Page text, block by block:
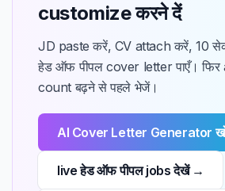
customize करने दें
JD paste करें, CV attach करें, 10
हेड ऑफ पीपल cover letter पाएँ।
count बढ़ने से पहले भेजें।
AI Cover Letter Generator
live हेड ऑफ पीपल jobs देखें →